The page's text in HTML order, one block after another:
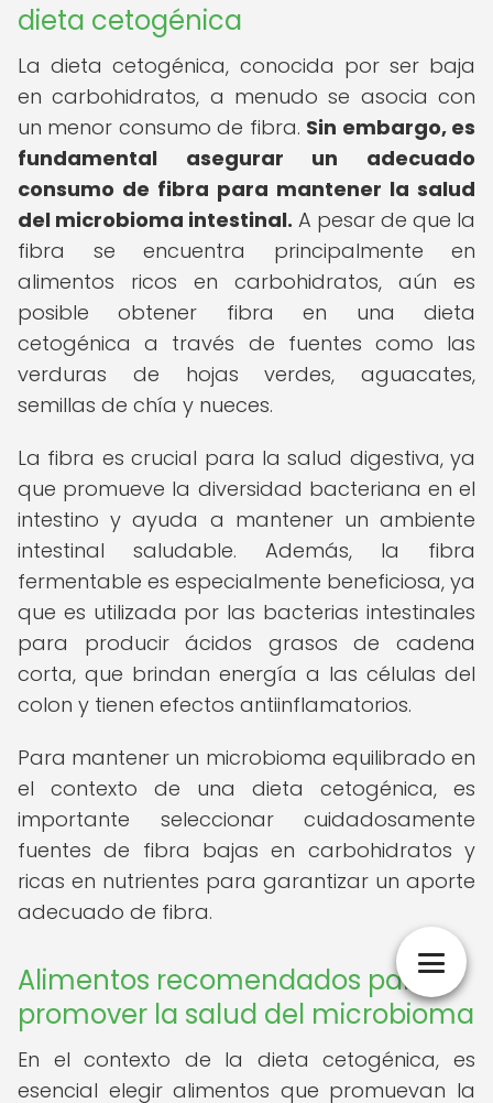
dieta cetogénica
La dieta cetogénica, conocida por ser baja
en carbohidratos, a menudo se asocia con
un menor consumo de fibra. Sin embargo, es
fundamental asegurar un adecuado
consumo de fibra para mantener la salud
del microbioma intestinal. A pesar de que la
fibra se encuentra principalmente en
alimentos ricos en carbohidratos, aún es
posible obtener fibra en una dieta
cetogénica a través de fuentes como las
verduras de hojas verdes, aguacates,
semillas de chía y nueces.
La fibra es crucial para la salud digestiva, ya
que promueve la diversidad bacteriana en el
intestino y ayuda a mantener un ambiente
intestinal saludable. Además, la fibra
fermentable es especialmente beneficiosa, ya
que es utilizada por las bacterias intestinales
para producir ácidos grasos de cadena
corta, que brindan energía a las células del
colon y tienen efectos antiinflamatorios.
Para mantener un microbioma equilibrado en
el contexto de una dieta cetogénica, es
importante seleccionar cuidadosamente
fuentes de fibra bajas en carbohidratos y
ricas en nutrientes para garantizar un aporte
adecuado de fibra.
Alimentos recomendados para
promover la salud del microbioma
En el contexto de la dieta cetogénica, es
esencial elegir alimentos que promuevan la